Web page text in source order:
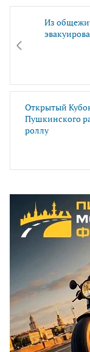
Из
Открытый
Пушкинского
роллу